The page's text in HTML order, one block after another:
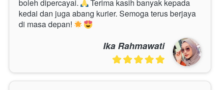
boleh dipercayai.
Terima kasih banyak kepada
kedai dan juga abang kurier. Semoga terus berjaya
di masa depan!
Ika Rahmawati